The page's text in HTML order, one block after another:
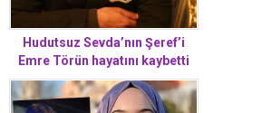
Hudutsuz Sevda’nın Şeref’i
Emre Törün hayatını kaybetti